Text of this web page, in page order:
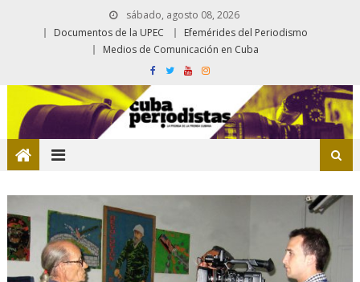
sábado, agosto 08, 2026
Documentos de la UPEC
Efemérides del Periodismo
Medios de Comunicación en Cuba